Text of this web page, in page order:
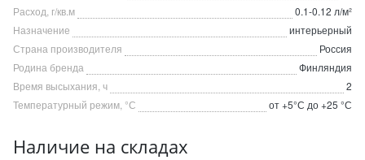
Расход, г/кв.м
0.1-0.12 л/м²
Назначение
интерьерный
Страна производителя
Россия
Родина бренда
Финляндия
Время высыхания, ч
2
Температурный режим, °С
от +5°С до +25 °С
Наличие на складах